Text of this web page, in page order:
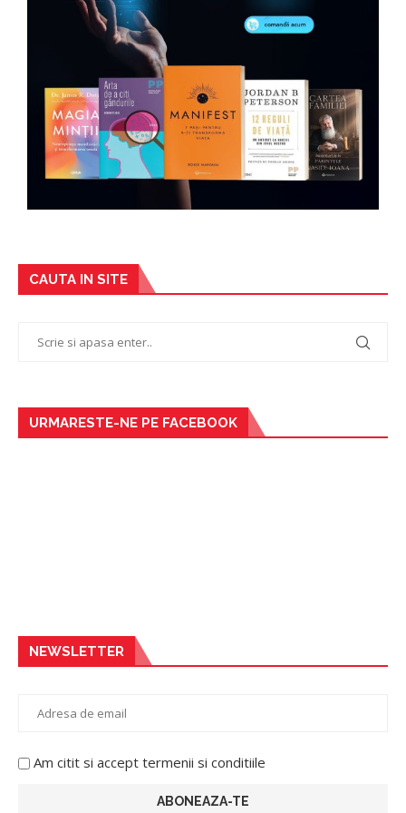
CAUTA IN SITE
URMARESTE-NE PE FACEBOOK
NEWSLETTER
Am citit si accept termenii si conditiile